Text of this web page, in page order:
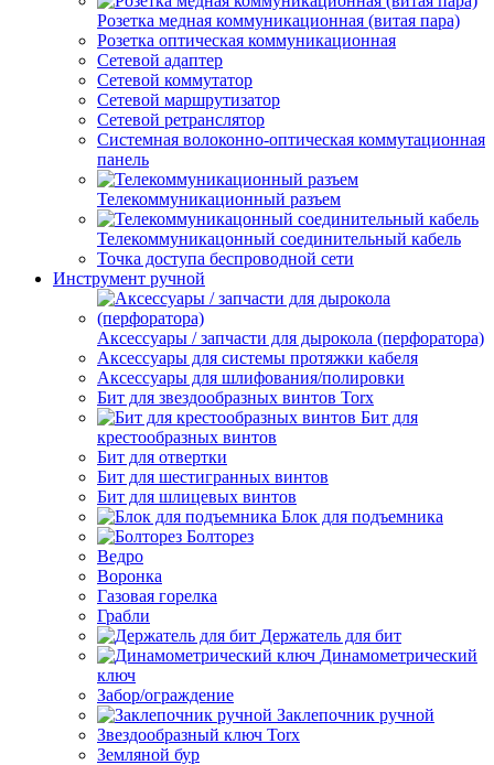
Розетка медная коммуникационная (витая пара)
Розетка оптическая коммуникационная
Сетевой адаптер
Сетевой коммутатор
Сетевой маршрутизатор
Сетевой ретранслятор
Системная волоконно-оптическая коммутационная
панель
Телекоммуникационный разъем
Телекоммуникацонный соединительный кабель
Точка доступа беспроводной сети
Инструмент ручной
Аксессуары / запчасти для дырокола (перфоратора)
Аксессуары для системы протяжки кабеля
Аксессуары для шлифования/полировки
Бит для звездообразных винтов Torx
Бит для
крестообразных винтов
Бит для отвертки
Бит для шестигранных винтов
Бит для шлицевых винтов
Блок для подъемника
Болторез
Ведро
Воронка
Газовая горелка
Грабли
Держатель для бит
Динамометрический
ключ
Забор/ограждение
Заклепочник ручной
Звездообразный ключ Torx
Земляной бур